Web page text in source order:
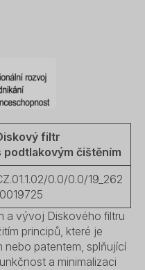
filtr
podtlakovým čištěním
0.0/0.0/19_262
a vývoj Diskového filtru
principů, které je
patentem, splňující
a minimalizaci